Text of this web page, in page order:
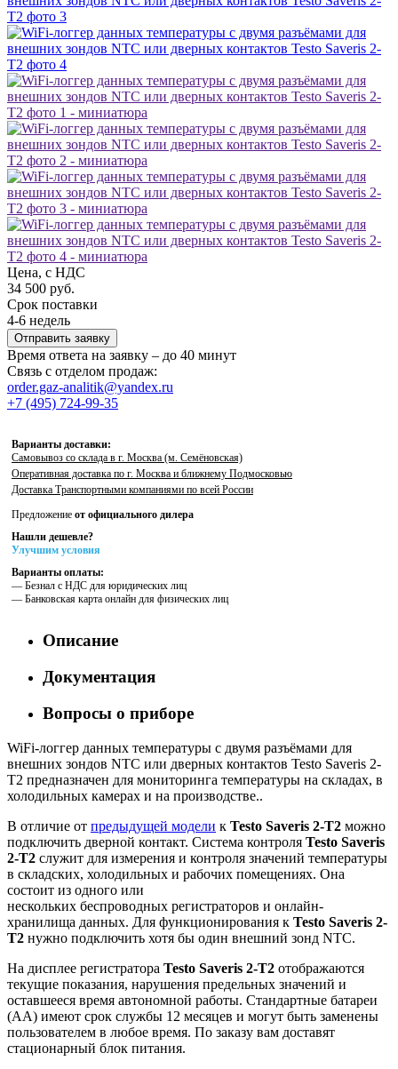
Цена, с НДС
34 500 руб.
Срок поставки
4-6 недель
Отправить заявку
Время ответа на заявку – до 40 минут
Связь с отделом продаж:
order.gaz-analitik@yandex.ru
+7 (495) 724-99-35
Варианты доставки:
Самовывоз со склада в г. Москва (м. Семёновская)
Оперативная доставка по г. Москва и ближнему Подмосковью
Доставка Транспортными компаниями по всей России
Предложение от официального дилера
Нашли дешевле?
Улучшим условия
Варианты оплаты:
— Безнал с НДС для юридических лиц
— Банковская карта онлайн для физических лиц
Описание
Документация
Вопросы о приборе
WiFi-логгер данных температуры c двумя разъёмами для
внешних зондов NTC или дверных контактов Testo Saveris 2-
T2 предназначен для мониторинга температуры на складах, в
холодильных камерах и на производстве..
В отличие от предыдущей модели к Testo Saveris 2-T2 можно
подключить дверной контакт. Система контроля Testo Saveris
2-T2 служит для измерения и контроля значений температуры
в складских, холодильных и рабочих помещениях. Она
состоит из одного или
нескольких беспроводных регистраторов и онлайн-
хранилища данных. Для функционирования к Testo Saveris 2-
T2 нужно подключить хотя бы один внешний зонд NTC.
На дисплее регистратора Testo Saveris 2-T2 отображаются
текущие показания, нарушения предельных значений и
оставшееся время автономной работы. Стандартные батареи
(AA) имеют срок службы 12 месяцев и могут быть заменены
пользователем в любое время. По заказу вам доставят
стационарный блок питания.